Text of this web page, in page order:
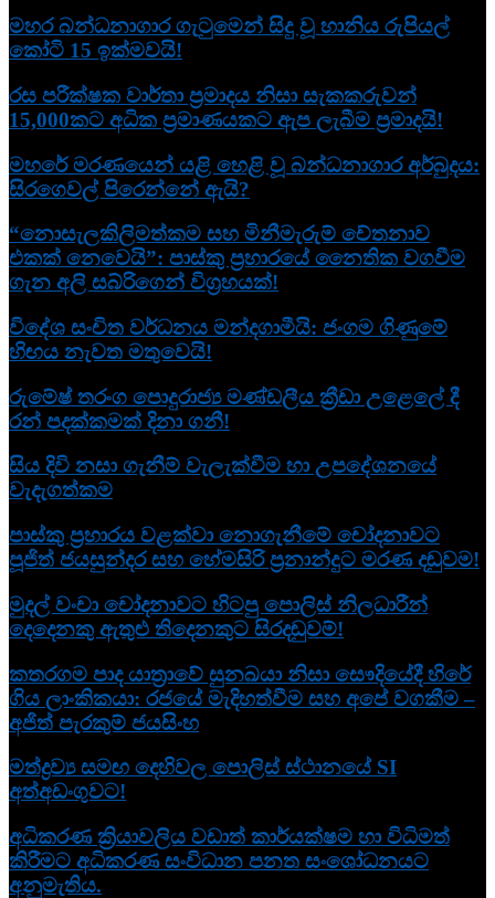
මහර බන්ධනාගාර ගැටුමෙන් සිදු වූ හානිය රුපියල්
කෝටි 15 ඉක්මවයි!
රස පරීක්ෂක වාර්තා ප්‍රමාදය නිසා සැකකරුවන්
15,000කට අධික ප්‍රමාණයකට ඇප ලැබීම ප්‍රමාදයි!
මහරේ මරණයෙන් යළි හෙළි වූ බන්ධනාගාර අර්බුදය:
සිරගෙවල් පිරෙන්නේ ඇයි?
“නොසැලකිලිමත්කම සහ මිනීමැරුම් චේතනාව
එකක් නෙවෙයි”: පාස්කු ප්‍රහාරයේ නෛතික වගවීම
ගැන අලි සබ්රිගෙන් විග්‍රහයක්!
විදේශ සංචිත වර්ධනය මන්දගාමීයි: ජංගම ගිණුමේ
හිඟය නැවත මතුවෙයි!
රුමේෂ් තරංග පොදුරාජ්‍ය මණ්ඩලීය ක්‍රීඩා උළෙලේ දී
රන් පදක්කමක් දිනා ගනී!
සිය දිවි නසා ගැනීම් වැලැක්වීම හා උපදේශනයේ
වැදැගත්කම
පාස්කු ප්‍රහාරය වළක්වා නොගැනීමේ චෝදනාවට
පූජිත් ජයසුන්දර සහ හේමසිරි ප්‍රනාන්දුට මරණ දඬුවම!
මුදල් වංචා චෝදනාවට හිටපු පොලිස් නිලධාරීන්
දෙදෙනකු ඇතුළු තිදෙනකුට සිරදඬුවම්!
කතරගම පාද යාත්‍රාවේ සුනඛයා නිසා සෞදියේදී හිරේ
ගිය ලාංකිකයා: රජයේ මැදිහත්වීම සහ අපේ වගකීම –
අජිත් පැරකුම් ජයසිංහ
මත්ද්‍රව්‍ය සමඟ දෙහිවල පොලිස් ස්ථානයේ SI
අත්අඩංගුවට!
අධිකරණ ක්‍රියාවලිය වඩාත් කාර්යක්ෂම හා විධිමත්
කිරීමට අධිකරණ සංවිධාන පනත සංශෝධනයට
අනුමැතිය.